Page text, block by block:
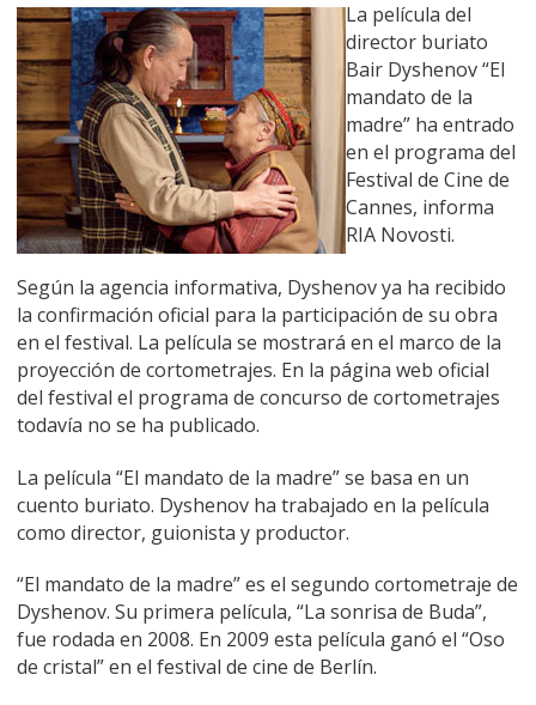
La película del
director buriato
Bair Dyshenov “El
mandato de la
madre” ha entrado
en el programa del
Festival de Cine de
Cannes, informa
RIA Novosti.
Según la agencia informativa, Dyshenov ya ha recibido
la confirmación oficial para la participación de su obra
en el festival. La película se mostrará en el marco de la
proyección de cortometrajes. En la página web oficial
del festival el programa de concurso de cortometrajes
todavía no se ha publicado.
La película “El mandato de la madre” se basa en un
cuento buriato. Dyshenov ha trabajado en la película
como director, guionista y productor.
“El mandato de la madre” es el segundo cortometraje de
Dyshenov. Su primera película, “La sonrisa de Buda”,
fue rodada en 2008. En 2009 esta película ganó el “Oso
de cristal” en el festival de cine de Berlín.